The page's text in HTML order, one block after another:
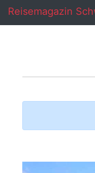
Reisemagazin